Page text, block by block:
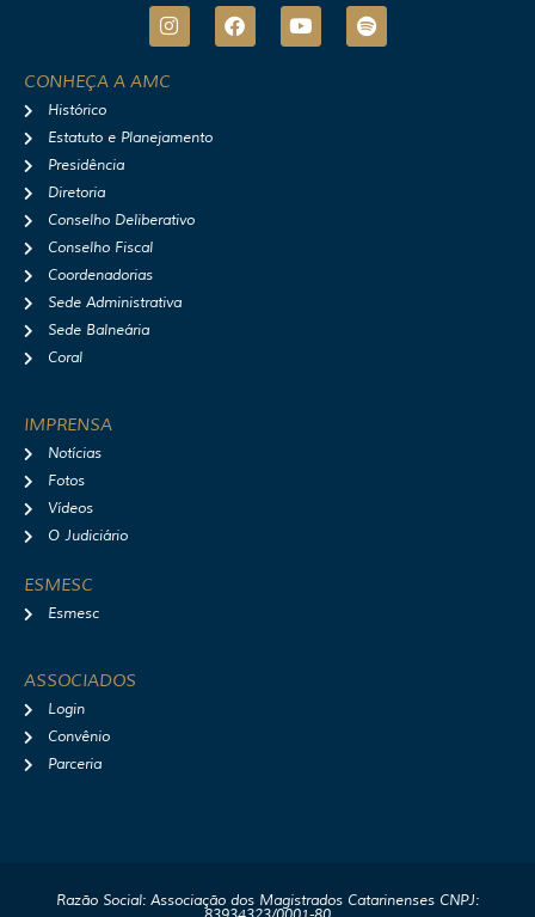
I
n
t
r
F
a
Y
o
S
p
CONHEÇA A AMC
Histórico
Estatuto e Planejamento
Presidência
Diretoria
Conselho Deliberativo
Conselho Fiscal
Coordenadorias
Sede Administrativa
Sede Balneária
Coral
IMPRENSA
Notícias
Fotos
Vídeos
O Judiciário
ESMESC
Esmesc
ASSOCIADOS
Login
Convênio
Parceria
Razão Social: Associação dos Magistrados Catarinenses CNPJ: